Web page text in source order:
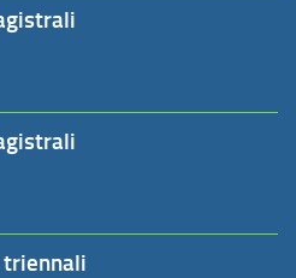
triennali